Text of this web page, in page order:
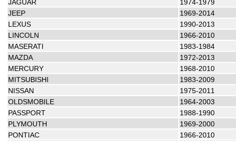
JAGUAR
1974-1979
JEEP
1969-2014
LEXUS
1990-2013
LINCOLN
1966-2010
MASERATI
1983-1984
MAZDA
1972-2013
MERCURY
1968-2010
MITSUBISHI
1983-2009
NISSAN
1975-2011
OLDSMOBILE
1964-2003
PASSPORT
1988-1990
PLYMOUTH
1969-2000
PONTIAC
1966-2010